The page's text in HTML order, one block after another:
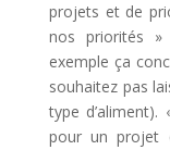
projets et de
nos priorités
exemple ça
souhaitez pas
type d’aliment).
pour un projet